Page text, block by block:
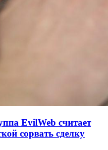
EvilWeb считает
сорвать сделку